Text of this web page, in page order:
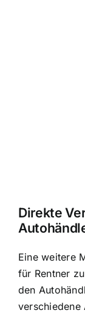
Direkte
Eine weitere
für Rentner
den
verschiedene